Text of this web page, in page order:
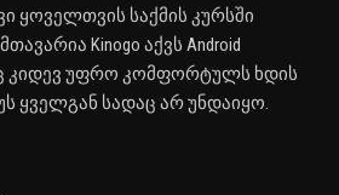
ყოველთვის საქმის კურსში
Kinogo აქვს Android
კიდევ უფრო კომფორტულს ხდის
ყველგან სადაც არ უნდაიყო.